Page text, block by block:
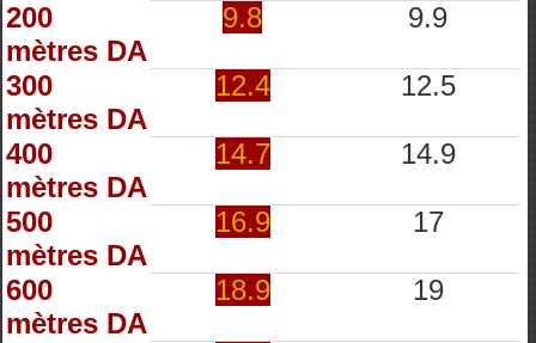
200
mètres DA
9.8 9.9
300
mètres DA
12.4 12.5
400
mètres DA
14.7 14.9
500
mètres DA
16.9 17
600
mètres DA
18.9 19